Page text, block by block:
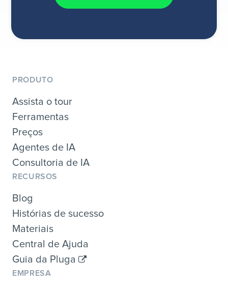
PRODUTO
Assista o tour
Ferramentas
Preços
Agentes de IA
Consultoria de IA
RECURSOS
Blog
Histórias de sucesso
Materiais
Central de Ajuda
Guia da Pluga
EMPRESA